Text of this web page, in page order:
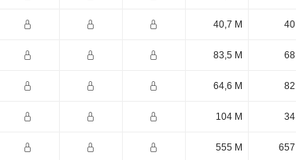
40,7 M 40
83,5 M 68
64,6 M 82
104 M 34
555 M 657